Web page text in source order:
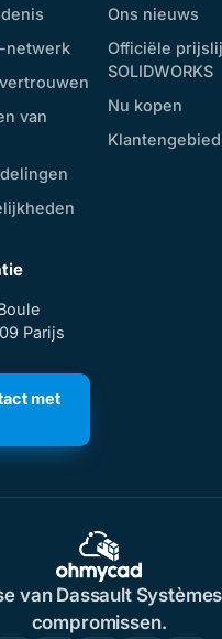
netwerk
van
Ons nieuws
Officiële
SOLIDWORKS
Nu kopen
Klantengebied
Parijs
met
van Dassault
compromissen.